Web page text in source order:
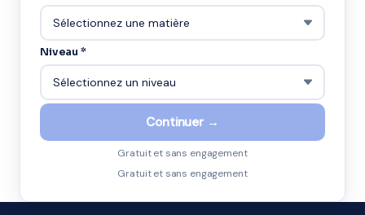
Niveau *
Continuer →
Gratuit et sans engagement
Gratuit et sans engagement